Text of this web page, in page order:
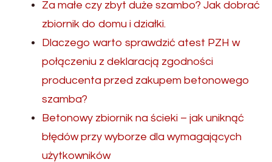
Za małe czy zbyt duże szambo? Jak dobrać
zbiornik do domu i działki.
Dlaczego warto sprawdzić atest PZH w
połączeniu z deklaracją zgodności
producenta przed zakupem betonowego
szamba?
Betonowy zbiornik na ścieki – jak uniknąć
błędów przy wyborze dla wymagających
użytkowników